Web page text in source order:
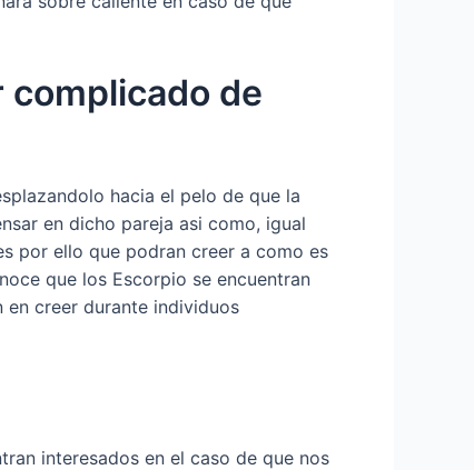
complicado de
hacia el pelo de que la
en dicho pareja asi­ como, igual
por ello que podran creer a como es
que los Escorpio se encuentran
en creer durante individuos
interesados en el caso de que nos